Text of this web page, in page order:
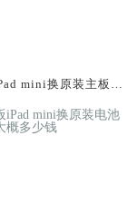
mini换原装主板维